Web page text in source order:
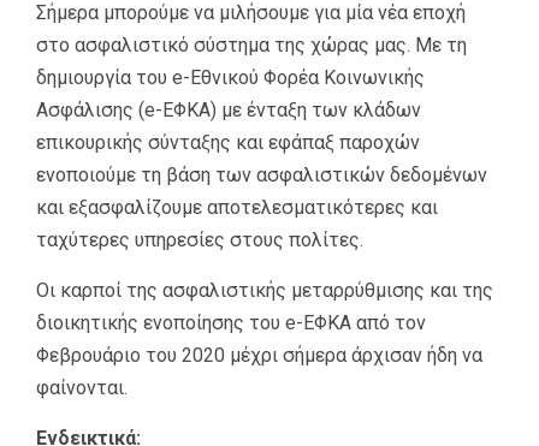
Σήμερα μπορούμε να μιλήσουμε για μία νέα εποχή
στο ασφαλιστικό σύστημα της χώρας μας. Με τη
δημιουργία του e-Εθνικού Φορέα Κοινωνικής
Ασφάλισης (e-ΕΦΚΑ) με ένταξη των κλάδων
επικουρικής σύνταξης και εφάπαξ παροχών
ενοποιούμε τη βάση των ασφαλιστικών δεδομένων
και εξασφαλίζουμε αποτελεσματικότερες και
ταχύτερες υπηρεσίες στους πολίτες.
Οι καρποί της ασφαλιστικής μεταρρύθμισης και της
διοικητικής ενοποίησης του e-ΕΦΚΑ από τον
Φεβρουάριο του 2020 μέχρι σήμερα άρχισαν ήδη να
φαίνονται.
Ενδεικτικά: